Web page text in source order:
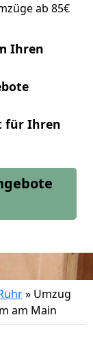
ab 85€
Ihren
für Ihren
» Umzug
am Main